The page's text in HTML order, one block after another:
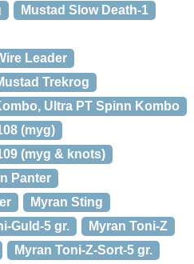
Mustad Slow Death-1
Leader
Trekrog
Ultra PT Spinn Kombo
(myg)
(myg & knots)
Panter
Myran Sting
Guld-5 gr.
Myran Toni-Z
Myran Toni-Z-Sort-5 gr.